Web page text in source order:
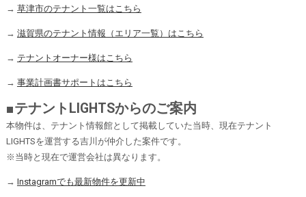
→ 草津市のテナント一覧はこちら
→ 滋賀県のテナント情報（エリア一覧）はこちら
→ テナントオーナー様はこちら
→ 事業計画書サポートはこちら
■テナントLIGHTSからのご案内
本物件は、テナント情報館として掲載していた当時、現在テナント
LIGHTSを運営する吉川が仲介した案件です。
※当時と現在で運営会社は異なります。
→ Instagramでも最新物件を更新中